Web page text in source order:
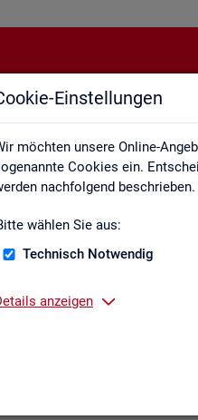
Einstellungen
möchten unsere Online-
Cookies ein.
nachfolgend
wählen Sie aus:
Technisch Notwendig
anzeigen
der Sta­tis­ti­ken